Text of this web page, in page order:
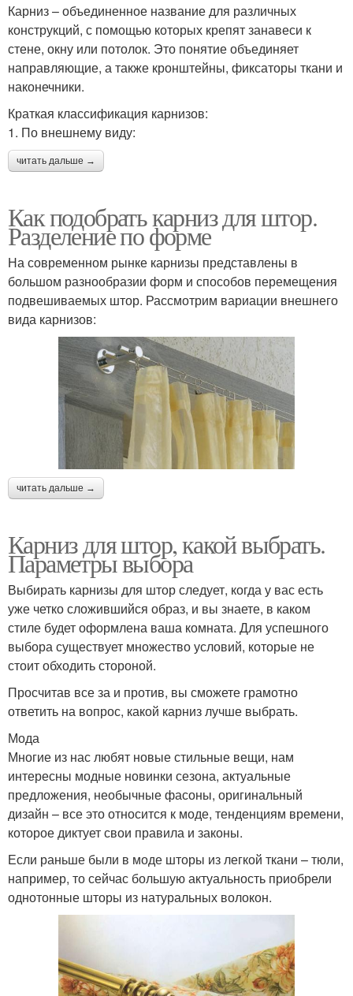
Карниз – объединенное название для различных
конструкций, с помощью которых крепят занавеси к
стене, окну или потолок. Это понятие объединяет
направляющие, а также кронштейны, фиксаторы ткани и
наконечники.
Краткая классификация карнизов:
1. По внешнему виду:
читать дальше →
Как подобрать карниз для штор.
Разделение по форме
На современном рынке карнизы представлены в
большом разнообразии форм и способов перемещения
подвешиваемых штор. Рассмотрим вариации внешнего
вида карнизов:
читать дальше →
Карниз для штор, какой выбрать.
Параметры выбора
Выбирать карнизы для штор следует, когда у вас есть
уже четко сложившийся образ, и вы знаете, в каком
стиле будет оформлена ваша комната. Для успешного
выбора существует множество условий, которые не
стоит обходить стороной.
Просчитав все за и против, вы сможете грамотно
ответить на вопрос, какой карниз лучше выбрать.
Мода
Многие из нас любят новые стильные вещи, нам
интересны модные новинки сезона, актуальные
предложения, необычные фасоны, оригинальный
дизайн – все это относится к моде, тенденциям времени,
которое диктует свои правила и законы.
Если раньше были в моде шторы из легкой ткани – тюли,
например, то сейчас большую актуальность приобрели
однотонные шторы из натуральных волокон.